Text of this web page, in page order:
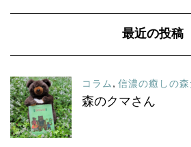
最近の投稿
コラム, 信濃の癒しの森
森のクマさん